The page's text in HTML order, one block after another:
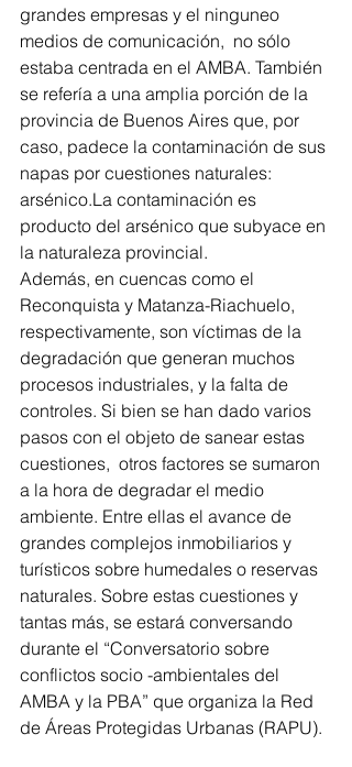
grandes empresas y el ninguneo
medios de comunicación,  no sólo
estaba centrada en el AMBA. También
se refería a una amplia porción de la
provincia de Buenos Aires que, por
caso, padece la contaminación de sus
napas por cuestiones naturales:
arsénico.La contaminación es
producto del arsénico que subyace en
la naturaleza provincial.
Además, en cuencas como el
Reconquista y Matanza-Riachuelo,
respectivamente, son víctimas de la
degradación que generan muchos
procesos industriales, y la falta de
controles. Si bien se han dado varios
pasos con el objeto de sanear estas
cuestiones,  otros factores se sumaron
a la hora de degradar el medio
ambiente. Entre ellas el avance de
grandes complejos inmobiliarios y
turísticos sobre humedales o reservas
naturales. Sobre estas cuestiones y
tantas más, se estará conversando
durante el “Conversatorio sobre
conflictos socio -ambientales del
AMBA y la PBA” que organiza la Red
de Áreas Protegidas Urbanas (RAPU).